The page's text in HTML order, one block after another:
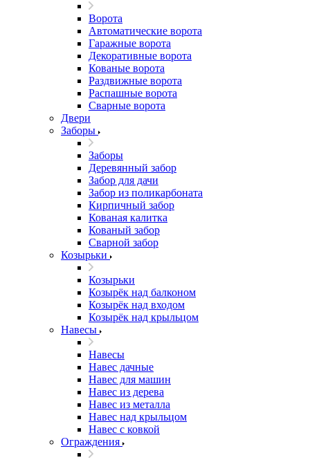
Ворота
Автоматические ворота
Гаражные ворота
Декоративные ворота
Кованые ворота
Раздвижные ворота
Распашные ворота
Сварные ворота
Двери
Заборы
Заборы
Деревянный забор
Забор для дачи
Забор из поликарбоната
Кирпичный забор
Кованая калитка
Кованый забор
Сварной забор
Козырьки
Козырьки
Козырёк над балконом
Козырёк над входом
Козырёк над крыльцом
Навесы
Навесы
Навес дачные
Навес для машин
Навес из дерева
Навес из металла
Навес над крыльцом
Навес с ковкой
Ограждения